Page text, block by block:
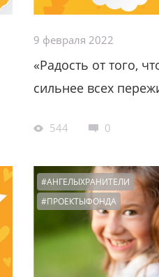
9 февраля 2022
«Радость от того,
сильнее всех
544 0
#АНГЕЛЫХРАНИТЕЛИ
#ПРОЕКТЫФОНДА